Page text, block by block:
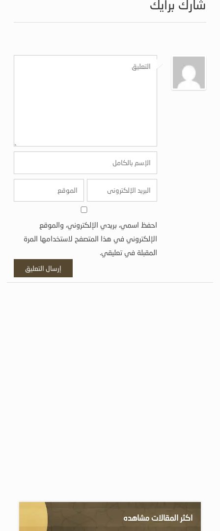
شارك برأيك
احفظ اسمي، بريدي الإلكتروني، والموقع
الإلكتروني في هذا المتصفح لاستخدامها المرة
المقبلة في تعليقي.
اكثر المقالات مشاهده